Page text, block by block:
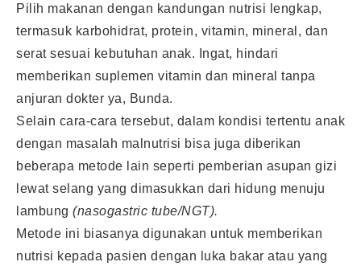
Pilih makanan dengan kandungan nutrisi lengkap,
termasuk karbohidrat, protein, vitamin, mineral, dan
serat sesuai kebutuhan anak. Ingat, hindari
memberikan suplemen vitamin dan mineral tanpa
anjuran dokter ya, Bunda.
Selain cara-cara tersebut, dalam kondisi tertentu anak
dengan masalah malnutrisi bisa juga diberikan
beberapa metode lain seperti pemberian asupan gizi
lewat selang yang dimasukkan dari hidung menuju
lambung (nasogastric tube/NGT).
Metode ini biasanya digunakan untuk memberikan
nutrisi kepada pasien dengan luka bakar atau yang